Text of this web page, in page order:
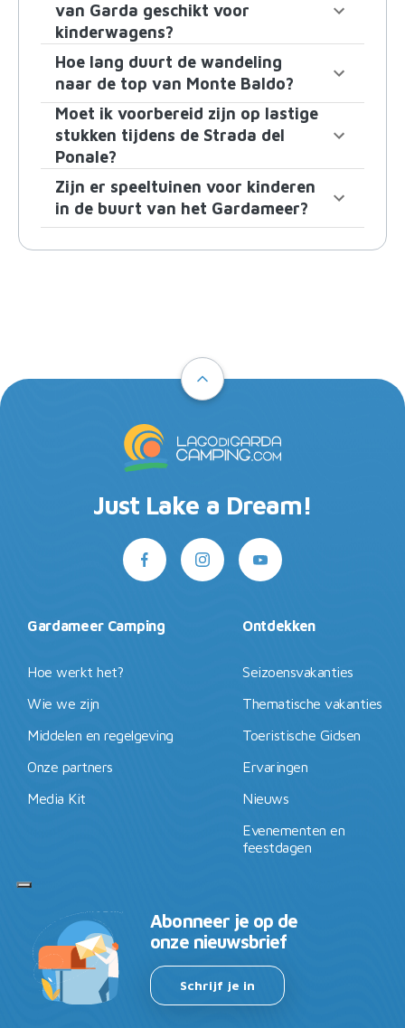
van Garda geschikt voor
kinderwagens?
Hoe lang duurt de wandeling
naar de top van Monte Baldo?
Moet ik voorbereid zijn op lastige
stukken tijdens de Strada del
Ponale?
Zijn er speeltuinen voor kinderen
in de buurt van het Gardameer?
Just Lake a Dream!
Gardameer Camping
Hoe werkt het?
Wie we zijn
Middelen en regelgeving
Onze partners
Media Kit
Ontdekken
Seizoensvakanties
Thematische vakanties
Toeristische Gidsen
Ervaringen
Nieuws
Evenementen en
feestdagen
Abonneer je op de
onze nieuwsbrief
Schrijf je in